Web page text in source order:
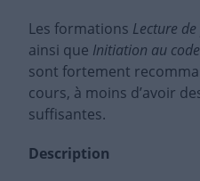
Les formations Lecture
ainsi que Initiation au
sont fortement
cours, à moins d’avoir
suffisantes.
Description